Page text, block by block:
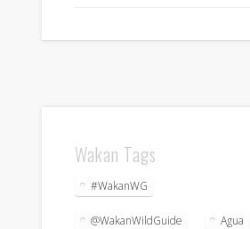
Wakan Tags
#WakanWG
@WakanWildGuide Agua